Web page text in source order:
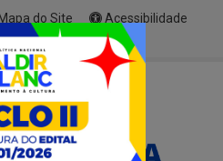
Mapa do Site
Acessibilidade